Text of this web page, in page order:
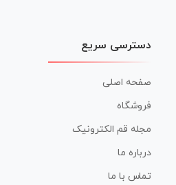
دسترسی سریع
صفحه اصلی
فروشگاه
مجله قم الکترونیک
درباره ما
تماس با ما